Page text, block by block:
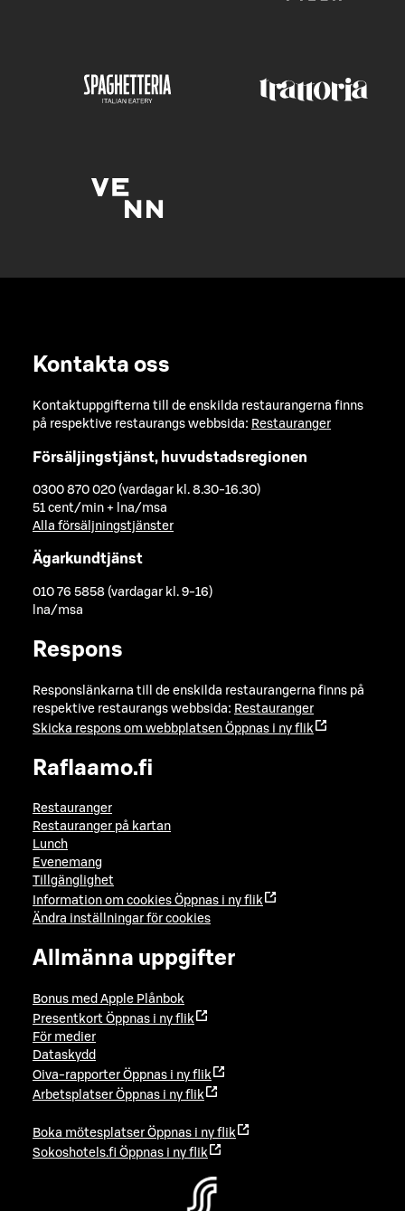
Kontakta oss
Kontaktuppgifterna till de enskilda restaurangerna finns
på respektive restaurangs webbsida: Restauranger
Försäljingstjänst, huvudstadsregionen
0300 870 020 (vardagar kl. 8.30-16.30)
51 cent/min + lna/msa
Alla försäljningstjänster
Ägarkundtjänst
010 76 5858 (vardagar kl. 9-16)
lna/msa
Respons
Responslänkarna till de enskilda restaurangerna finns på
respektive restaurangs webbsida: Restauranger
Skicka respons om webbplatsen Öppnas i ny flik
Raflaamo.fi
Restauranger
Restauranger på kartan
Lunch
Evenemang
Tillgänglighet
Information om cookies Öppnas i ny flik
Ändra inställningar för cookies
Allmänna uppgifter
Bonus med Apple Plånbok
Presentkort Öppnas i ny flik
För medier
Dataskydd
Oiva-rapporter Öppnas i ny flik
Arbetsplatser Öppnas i ny flik
Boka mötesplatser Öppnas i ny flik
Sokoshotels.fi Öppnas i ny flik